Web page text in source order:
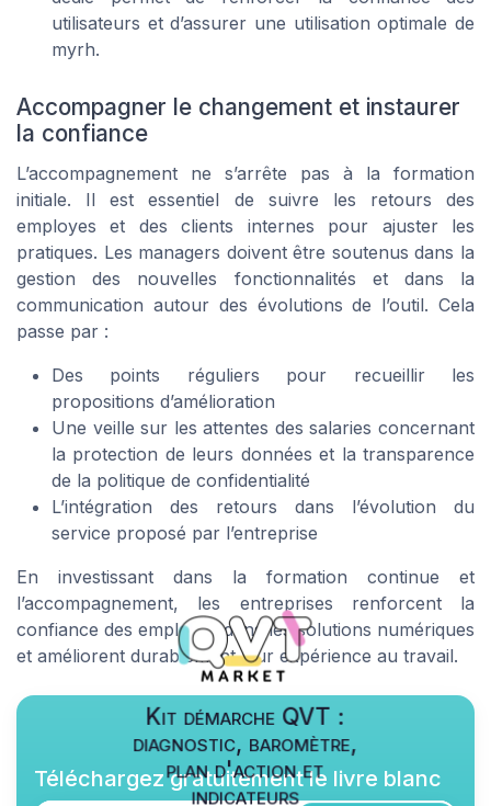
utilisateurs et d’assurer une utilisation optimale de
myrh.
Accompagner le changement et instaurer
la confiance
L’accompagnement ne s’arrête pas à la formation
initiale. Il est essentiel de suivre les retours des
employes et des clients internes pour ajuster les
pratiques. Les managers doivent être soutenus dans la
gestion des nouvelles fonctionnalités et dans la
communication autour des évolutions de l’outil. Cela
passe par :
Des points réguliers pour recueillir les
propositions d’amélioration
Une veille sur les attentes des salaries concernant
la protection de leurs données et la transparence
de la politique de confidentialité
L’intégration des retours dans l’évolution du
service proposé par l’entreprise
En investissant dans la formation continue et
l’accompagnement, les entreprises renforcent la
confiance des employes dans les solutions numériques
et améliorent durablement leur expérience au travail.
Kit démarche QVT :
diagnostic, baromètre,
plan d'action et
indicateurs
Téléchargez gratuitement le livre blanc